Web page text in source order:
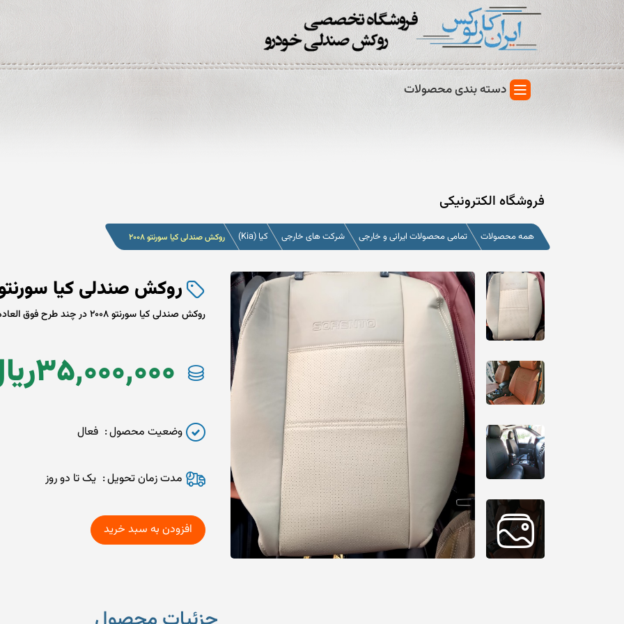
دسته بندی محصولات
فروشگاه الکترونیکی
همه محصولات تمامی محصولات ایرانی و خارجی شرکت های خارجی کیا (Kia) روکش صندلی کیا سورنتو 2008
روکش صندلی کیا سورنتو
روکش صندلی کیا سورنتو 2008 در چند طرح فوق العاده عالی و با کیفیت بی نظیر
35,000,000
وضعیت محصول فعال
مدت زمان تحويل یک تا دو روز